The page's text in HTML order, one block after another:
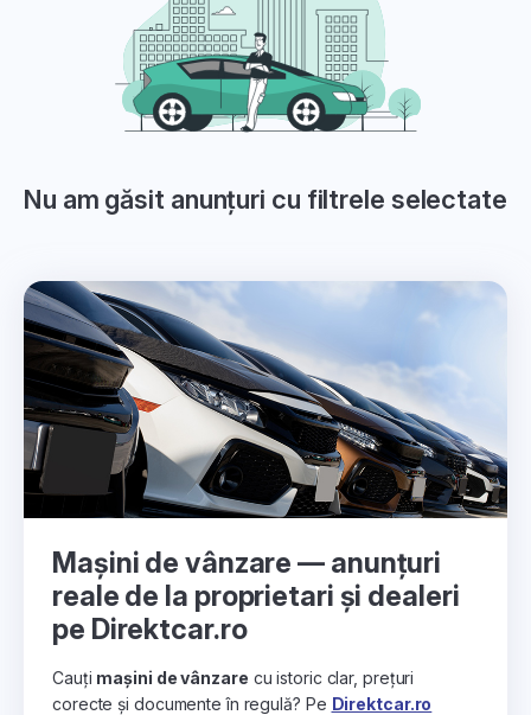
Nu am găsit anunțuri cu filtrele selectate
Mașini de vânzare — anunțuri
reale de la proprietari și dealeri
pe Direktcar.ro
Cauți mașini de vânzare cu istoric clar, prețuri
corecte și documente în regulă? Pe Direktcar.ro